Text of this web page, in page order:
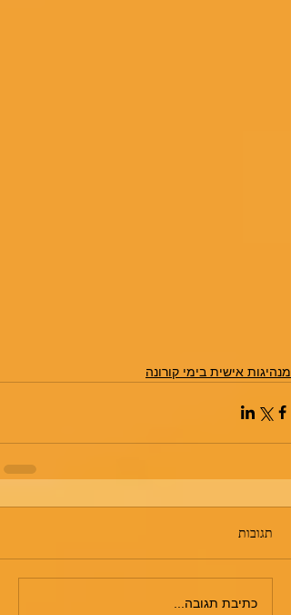
מנהיגות אישית בימי קורונה
תגובות
כתיבת תגובה...